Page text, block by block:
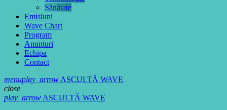
Sănătate
Emisiuni
Wave Chart
Program
Anunturi
Echipa
Contact
menuplay_arrowASCULTĂ WAVE
close
play_arrowASCULTĂ WAVE